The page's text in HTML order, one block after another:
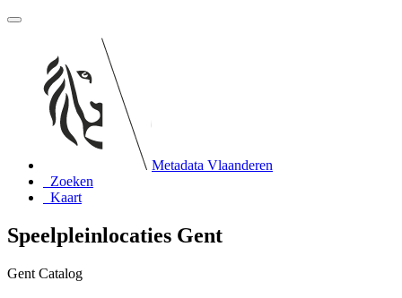
Metadata Vlaanderen
Zoeken
Kaart
Speelpleinlocaties Gent
Gent Catalog